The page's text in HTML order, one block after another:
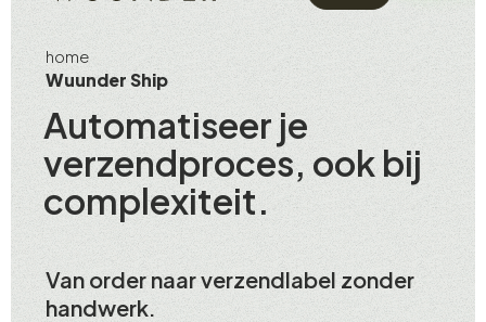
home
Wuunder Ship
Automatiseer je
verzendproces, ook bij
complexiteit.
Van order naar verzendlabel zonder
handwerk.